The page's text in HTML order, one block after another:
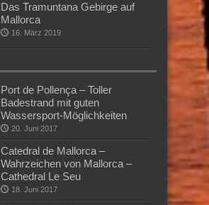
Das Tramuntana Gebirge auf
Mallorca
16. März 2019
Port de Pollença – Toller
Badestrand mit guten
Wassersport-Möglichkeiten
20. Juni 2017
Catedral de Mallorca –
Wahrzeichen von Mallorca –
Cathedral Le Seu
18. Juni 2017